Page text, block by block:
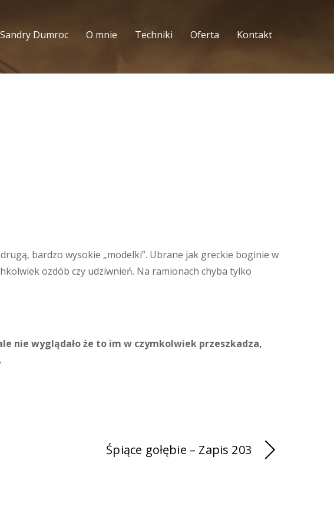
Dumroc O mnie Techniki Oferta Kontakt
bardzo wysokie „modelki”. Ubrane jak greckie boginie w
ozdób czy udziwnień. Na ramionach chyba tylko
nie wyglądało że to im w czymkolwiek przeszkadza,
Śpiące gołębie – Zapis 203